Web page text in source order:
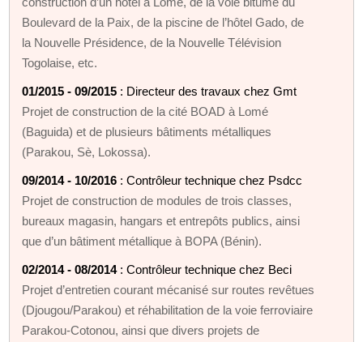
Boulevard de la Paix, de la piscine de l’hôtel Gado, de
la Nouvelle Présidence, de la Nouvelle Télévision
Togolaise, etc.
01/2015 - 09/2015 : Directeur des travaux chez Gmt
Projet de construction de la cité BOAD à Lomé
(Baguida) et de plusieurs bâtiments métalliques
(Parakou, Sè, Lokossa).
09/2014 - 10/2016 : Contrôleur technique chez Psdcc
Projet de construction de modules de trois classes,
bureaux magasin, hangars et entrepôts publics, ainsi
que d’un bâtiment métallique à BOPA (Bénin).
02/2014 - 08/2014: Contrôleur technique chez Beci
Projet d’entretien courant mécanisé sur routes revêtues
(Djougou/Parakou) et réhabilitation de la voie ferroviaire
Parakou‑Cotonou, ainsi que divers projets de